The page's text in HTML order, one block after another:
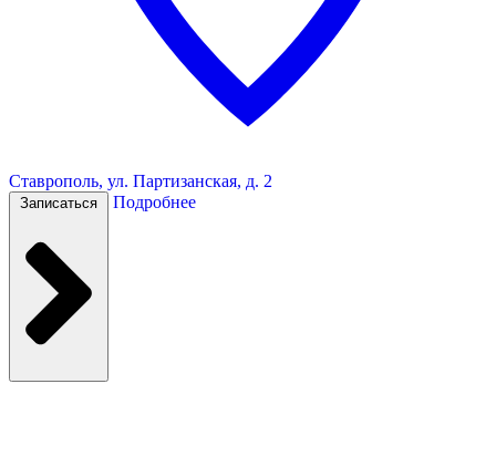
Ставрополь, ул. Партизанская, д. 2
Записаться Подробнее